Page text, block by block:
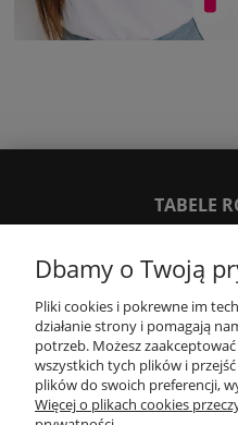
TABELE
SPOSOBY PŁATNOŚCI
Dbamy o Twoją
Pliki cookies i pokrewne im
działanie strony i pomagają
potrzeb. Możesz
wszystkich tych plików i
plików do swoich preferencji,
Więcej o plikach cookies